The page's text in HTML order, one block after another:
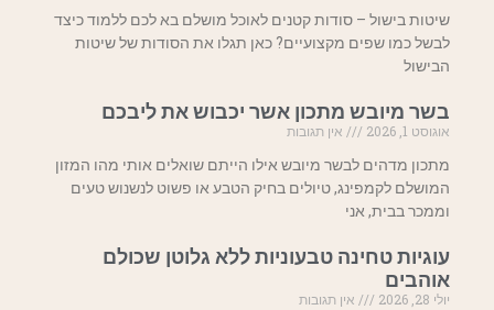
שיטות בישול – סודות קטנים לאוכל מושלם בא לכם ללמוד כיצד
לבשל כמו שפים מקצועיים? כאן תגלו את הסודות של שיטות
הבישול
בשר מיובש מתכון אשר יכבוש את ליבכם
אוגוסט 1, 2026
אין תגובות
מתכון מדהים לבשר מיובש אילו הייתם שואלים אותי מהו המזון
המושלם לקמפינג, טיולים בחיק הטבע או פשוט לנשנוש טעים
וממכר בבית, אני
עוגיות טחינה טבעוניות ללא גלוטן שכולם
אוהבים
יולי 28, 2026
אין תגובות